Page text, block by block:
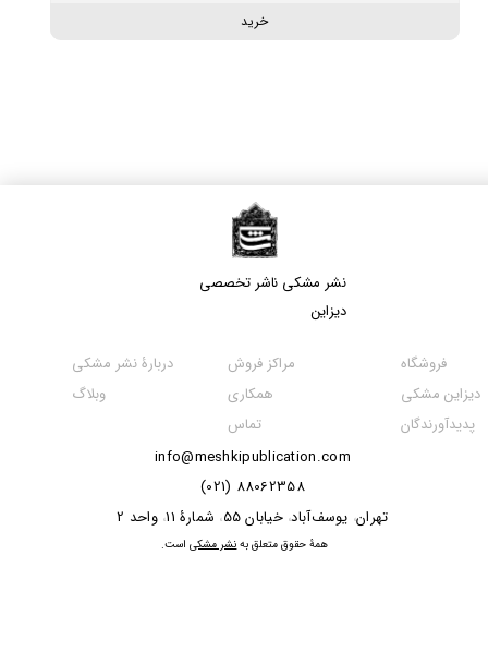
خرید
نشر مشکی​​​​​​​ ناشر تخصصی
دیزاین
info@meshkipublication.com
88062358 (021)
​​​​​​تهران، یوسف‌آباد، خیابان 55 ، شمارۀ 11 ،واحد 2
مراکز فروش
همکاری
تماس
فروشگاه
دیزاین مشکی
پدیدآورندگان
دربارۀ نشر مشکی
وبلاگ
​همۀ حقوق متعلق به نشر مشکیاست.